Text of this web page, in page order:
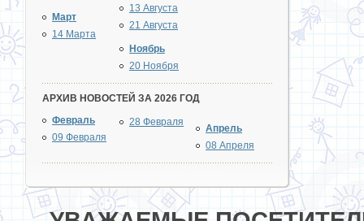
Март
14 Марта
13 Августа
21 Августа
Ноябрь
20 Ноября
АРХИВ НОВОСТЕЙ ЗА 2026 ГОД
Февраль
09 Февраля
28 Февраля
Апрель
08 Апреля